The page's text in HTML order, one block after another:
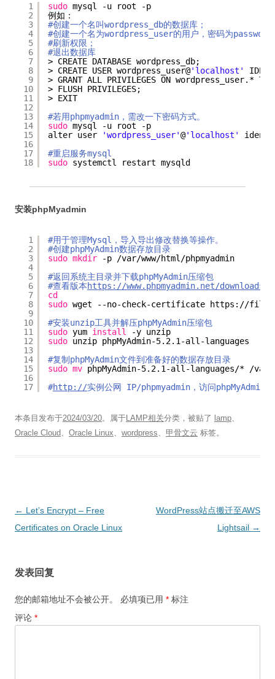
1
2
3
4
5
6
7
8
9
10
11
12
13
14
15
16
17
18
sudo mysql -u root -p
例如：
#创建一个名叫wordpress_db的数据库；
#创建一个名为wordpress_user的用户，密码为
#刷新权限；
#退出数据库
> CREATE DATABASE wordpress_db;
> CREATE USER wordpress_user@'localhost'
> GRANT ALL PRIVILEGES ON wordpress_user.* TO
> FLUSH PRIVILEGES;
> EXIT
#若用phpmyadmin，需改一下密码方式。
sudo mysql -u root -p
alter user
'wordpress_user'@'localhost'
#重启服务mysql
sudo systemctl restart mysqld
安装phpMyadmin
1
2
3
4
5
6
7
8
9
10
11
12
13
14
15
16
17
#用于管理Mysql，导入导出修改替换等操作。
#创建phpMyAdmin数据存放目录
sudo mkdir -p /var/www/html/phpmyadmin
#返回系统主目录并下载phpMyAdmin压缩包
#查看版本https://www.phpmyadmin.net/downloads
cd
sudo wget --no-check-certificate https: //files
#安装unzip工具并解压phpMyAdmin压缩包
sudo yum install
-y unzip
sudo unzip phpMyAdmin-5.2.1-all-languages
#复制phpMyAdmin文件到准备好的数据存放目录
sudo mv phpMyAdmin-5.2.1-all-languages/* /var/
#http://实例公网 IP/phpmyadmin，访问phpMyAdmin
本条目发布于2024/03/20。属于LAMP相关分类，被贴了 lamp、
Oracle Cloud、 Oracle Linux、 wordpress、 甲骨文云 标签。
文
章
← Let’s Encrypt – Free
Certificates on Oracle Linux
WordPress站点搬迁至AWS
Lightsail →
发表回复
您的邮箱地址不会被公开。 必填项已用 * 标注
评论 *